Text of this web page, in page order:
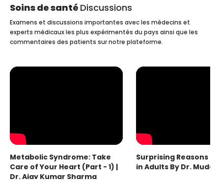
Soins de santé Discussions
Examens et discussions importantes avec les médecins et
experts médicaux les plus expérimentés du pays ainsi que les
commentaires des patients sur notre plateforme.
Metabolic Syndrome: Take
Care of Your Heart (Part - 1) |
Dr. Ajay Kumar Sharma
Surprising Reasons
in Adults By Dr.